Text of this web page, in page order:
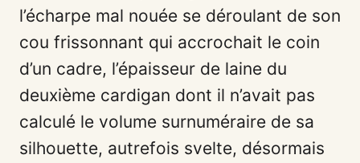
l’écharpe mal nouée se déroulant de son
cou frissonnant qui accrochait le coin
d’un cadre, l’épaisseur de laine du
deuxième cardigan dont il n’avait pas
calculé le volume surnuméraire de sa
silhouette, autrefois svelte, désormais